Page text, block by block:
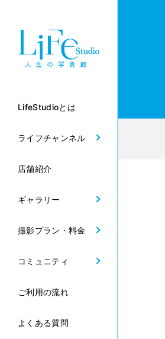
LifeStudioとは
ライフチャンネル
店舗紹介
ギャラリー
撮影プラン・料金
コミュニティ
ご利用の流れ
よくある質問